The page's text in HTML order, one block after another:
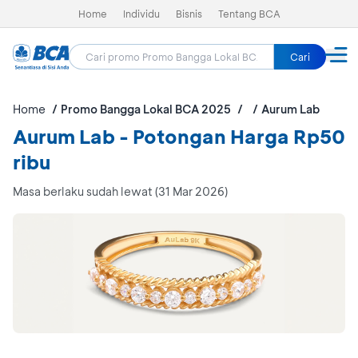
Home Individu Bisnis Tentang BCA
Cari
Home Promo Bangga Lokal BCA 2025 Aurum Lab
Aurum Lab - Potongan Harga Rp50
ribu
Masa berlaku sudah lewat (31 Mar 2026)